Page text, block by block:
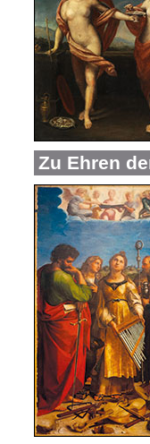
Zu Ehren